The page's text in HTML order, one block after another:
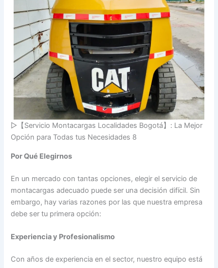
▷【Servicio Montacargas Localidades Bogotá】: La Mejor
Opción para Todas tus Necesidades 8
Por Qué Elegirnos
En un mercado con tantas opciones, elegir el servicio de
montacargas adecuado puede ser una decisión difícil. Sin
embargo, hay varias razones por las que nuestra empresa
debe ser tu primera opción:
Experiencia y Profesionalismo
Con años de experiencia en el sector, nuestro equipo está